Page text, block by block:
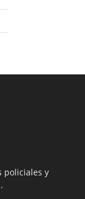
policiales y